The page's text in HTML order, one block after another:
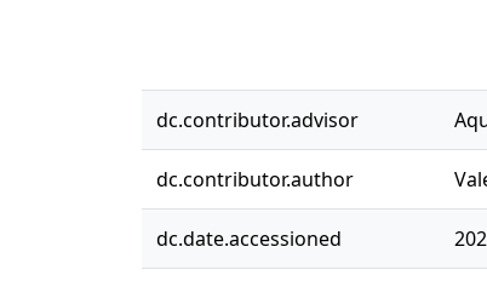
dc.contributor.advisor
dc.contributor.author
dc.date.accessioned